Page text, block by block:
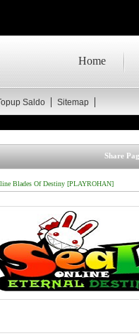
Home
Saldo Sitemap
Share
Blades Of Destiny [PLAYROHAN]